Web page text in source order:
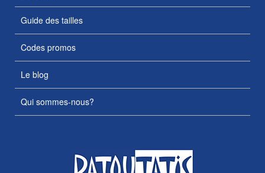
Guide des tailles
Codes promos
Le blog
Qui sommes-nous?